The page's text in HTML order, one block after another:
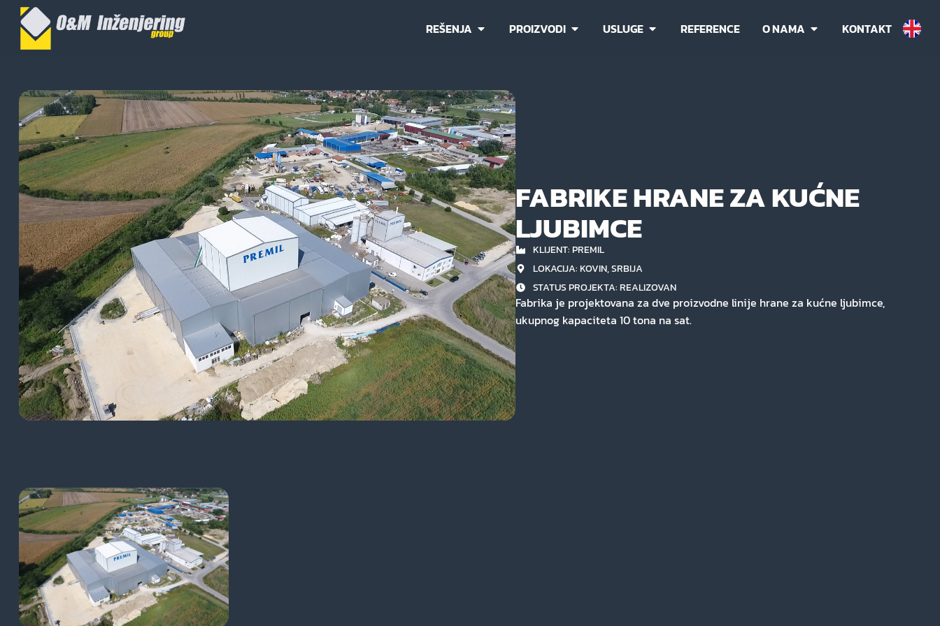
REŠENJA PROIZVODI USLUGE REFERENCE O NAMA KONTAKT
FABRIKE HRANE ZA KUĆNE
LJUBIMCE
KLIJENT: PREMIL
LOKACIJA: KOVIN, SRBIJA
STATUS PROJEKTA:REALIZOVAN
Fabrika je projektovana za dve proizvodne linije hrane za kućne ljubimce,
ukupnog kapaciteta 10 tona na sat.